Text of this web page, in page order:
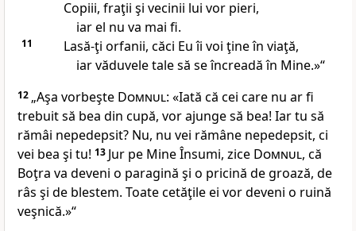
Copiii, fraţii şi vecinii lui vor pieri,
iar el nu va mai fi.
11
Lasă-ţi orfanii, căci Eu îi voi ţine în viaţă,
iar văduvele tale să se încreadă în Mine.»“
12 „Aşa vorbeşte Domnul: «Iată că cei care nu ar fi
trebuit să bea din cupă, vor ajunge să bea! Iar tu să
rămâi nepedepsit? Nu, nu vei rămâne nepedepsit, ci
vei bea şi tu! 13 Jur pe Mine Însumi, zice Domnul, că
Boţra va deveni o paragină şi o pricină de groază, de
râs şi de blestem. Toate cetăţile ei vor deveni o ruină
veşnică.»“